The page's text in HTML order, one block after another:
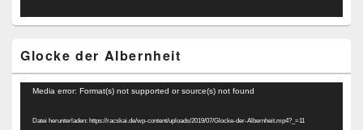
Glocke der Albernheit
Video-
Media error: Format(s) not supported or source(s) not found
Datei herunterladen: https://racskai.de/wp-content/uploads/2019/07/Glocke-der-Albernheit.mp4?_=11